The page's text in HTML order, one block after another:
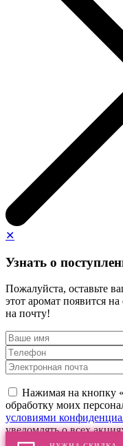
✕
Узнать о
Пожалуйста, оставьте
этот аромат появится
на почту!
Нажимая на кнопку
обработку моих
условиями
уведомлять о всех